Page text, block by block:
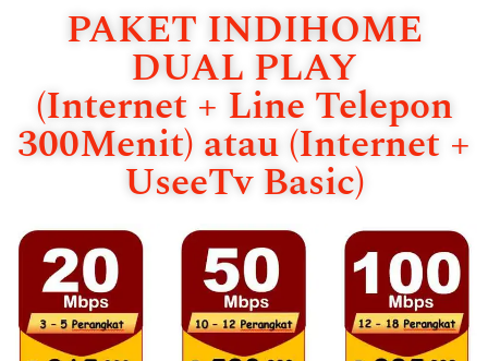
PAKET INDIHOME
DUAL PLAY
(Internet + Line Telepon
300Menit) atau (Internet +
UseeTv Basic)